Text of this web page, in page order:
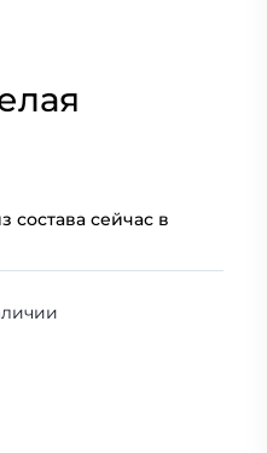
состава сейчас в